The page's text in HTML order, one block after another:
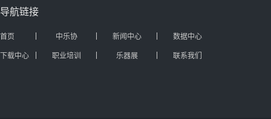
导航链接
首页 中乐协 新闻中心
数据中心
下载中心
职业培训 乐器展 联系我们